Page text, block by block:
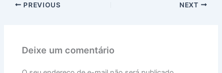
PREVIOUS NEXT
Deixe um comentário